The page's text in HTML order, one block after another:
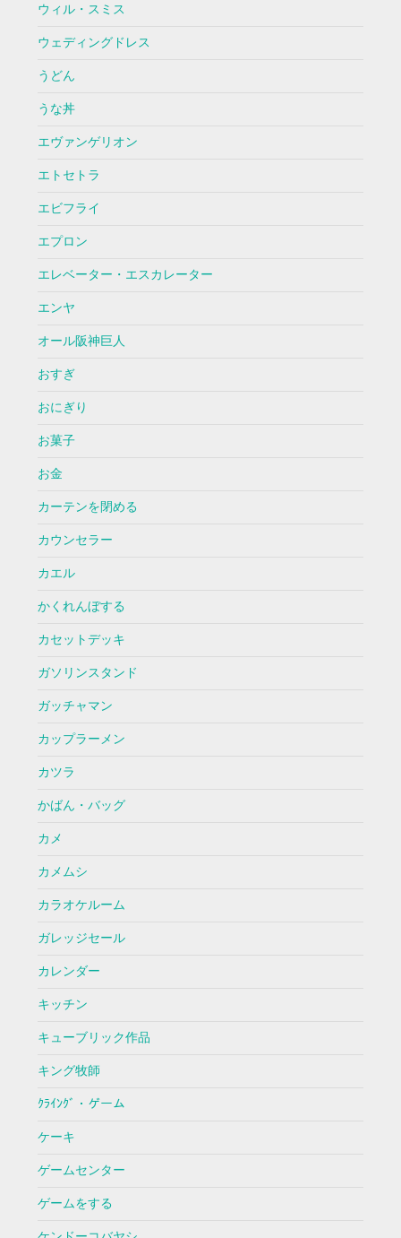
ウィル・スミス
ウェディングドレス
うどん
うな丼
エヴァンゲリオン
エトセトラ
エビフライ
エプロン
エレベーター・エスカレーター
エンヤ
オール阪神巨人
おすぎ
おにぎり
お菓子
お金
カーテンを閉める
カウンセラー
カエル
かくれんぼする
カセットデッキ
ガソリンスタンド
ガッチャマン
カップラーメン
カツラ
かばん・バッグ
カメ
カメムシ
カラオケルーム
ガレッジセール
カレンダー
キッチン
キューブリック作品
キング牧師
ｸﾗｲﾝｸﾞ・ゲーム
ケーキ
ゲームセンター
ゲームをする